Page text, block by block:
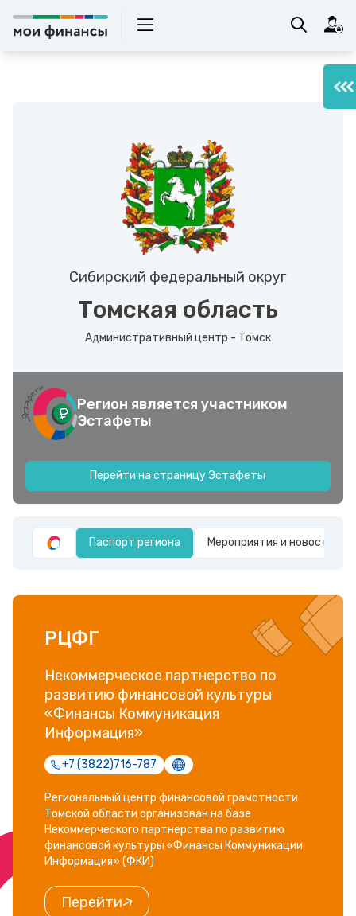
Сибирский федеральный округ
Томская область
Административный центр - Томск
Регион является участником
Эстафеты
Перейти на страницу Эстафеты
Паспорт региона Мероприятия и новости
РЦФГ
Некоммерческое партнерство по
развитию финансовой культуры
«Финансы Коммуникация
Информация»
+7 (3822)716-787
Региональный центр финансовой грамотности
Томской области организован на базе
Некоммерческого партнерства по развитию
финансовой культуры «Финансы Коммуникации
Информация» (ФКИ)
Перейти